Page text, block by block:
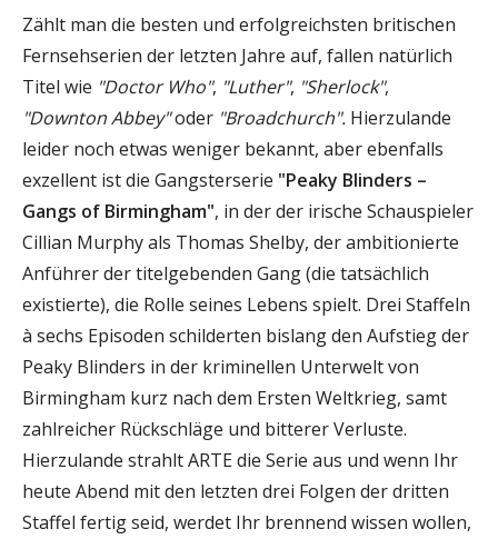
Zählt man die besten und erfolgreichsten britischen
Fernsehserien der letzten Jahre auf, fallen natürlich
Titel wie "Doctor Who", "Luther", "Sherlock",
"Downton Abbey"oder "Broadchurch". Hierzulande
leider noch etwas weniger bekannt, aber ebenfalls
exzellent ist die Gangsterserie "Peaky Blinders –
Gangs of Birmingham", in der der irische Schauspieler
Cillian Murphy als Thomas Shelby, der ambitionierte
Anführer der titelgebenden Gang (die tatsächlich
existierte), die Rolle seines Lebens spielt. Drei Staffeln
à sechs Episoden schilderten bislang den Aufstieg der
Peaky Blinders in der kriminellen Unterwelt von
Birmingham kurz nach dem Ersten Weltkrieg, samt
zahlreicher Rückschläge und bitterer Verluste.
Hierzulande strahlt ARTE die Serie aus und wenn Ihr
heute Abend mit den letzten drei Folgen der dritten
Staffel fertig seid, werdet Ihr brennend wissen wollen,